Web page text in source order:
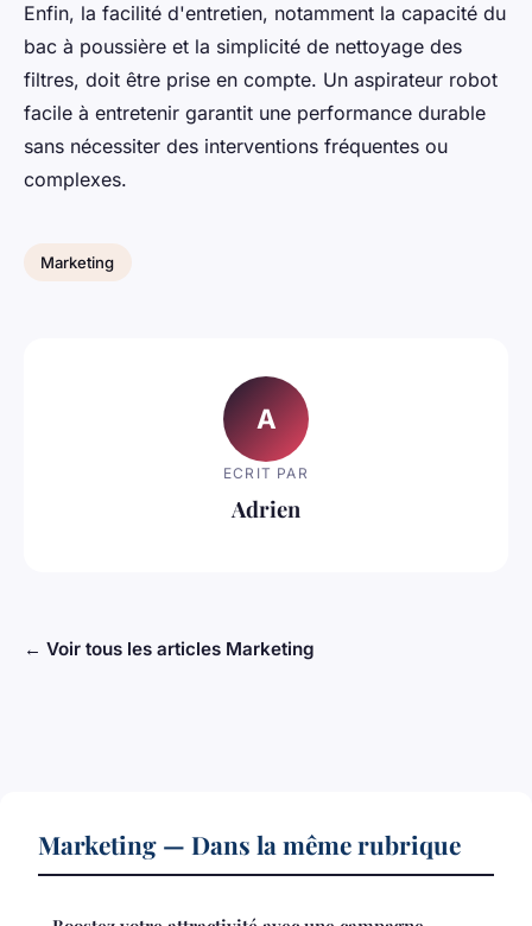
Enfin, la facilité d'entretien, notamment la capacité du
bac à poussière et la simplicité de nettoyage des
filtres, doit être prise en compte. Un aspirateur robot
facile à entretenir garantit une performance durable
sans nécessiter des interventions fréquentes ou
complexes.
Marketing
A
ECRIT PAR
Adrien
← Voir tous les articles Marketing
Marketing — Dans la même rubrique